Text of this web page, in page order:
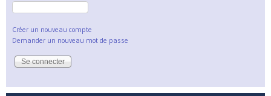
Créer un nouveau compte
Demander un nouveau mot de passe